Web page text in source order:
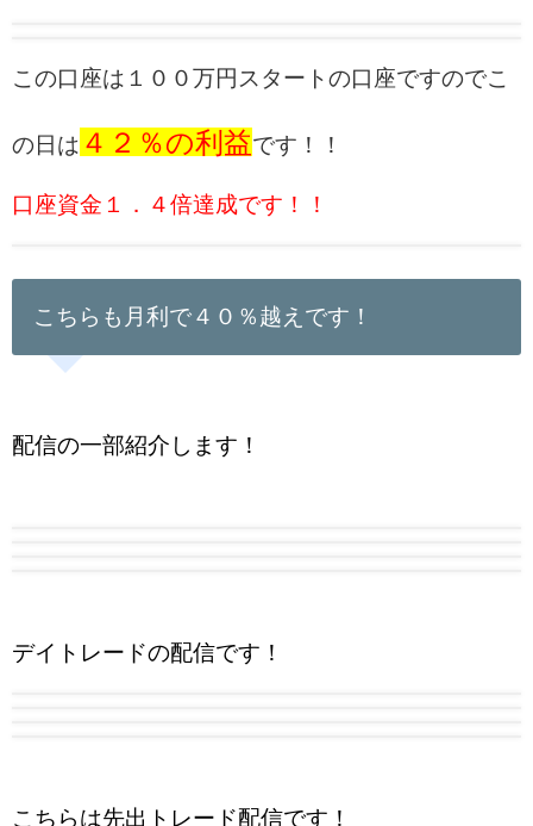
この口座は１００万円スタートの口座ですのでこ
の日は ４２％の利益です！！
口座資金１．４倍達成です！！
こちらも月利で４０％越えです！
配信の一部紹介します！
デイトレードの配信です！
こちらは先出トレード配信です！